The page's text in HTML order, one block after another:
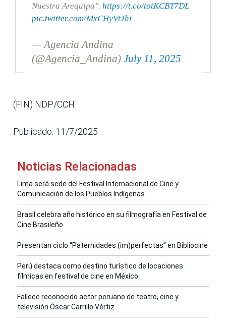
Nuestra Arequipa". https://t.co/totKCBT7DL
pic.twitter.com/MxCHyVtJhi
— Agencia Andina
(@Agencia_Andina) July 11, 2025
(FIN) NDP/CCH
Publicado: 11/7/2025
Noticias Relacionadas
Lima será sede del Festival Internacional de Cine y
Comunicación de los Pueblos Indígenas
Brasil celebra año histórico en su filmografía en Festival de
Cine Brasileño
Presentan ciclo “Paternidades (im)perfectas” en Bibliocine
Perú destaca como destino turístico de locaciones
fílmicas en festival de cine en México
Fallece reconocido actor peruano de teatro, cine y
televisión Óscar Carrillo Vértiz